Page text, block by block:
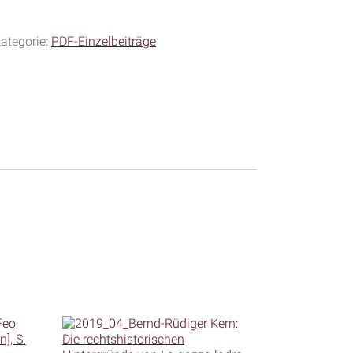
PDF-Einzelbeiträge